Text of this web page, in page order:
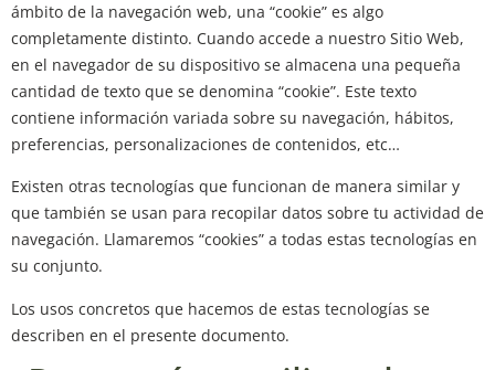
ámbito de la navegación web, una “cookie” es algo
completamente distinto. Cuando accede a nuestro Sitio Web,
en el navegador de su dispositivo se almacena una pequeña
cantidad de texto que se denomina “cookie”. Este texto
contiene información variada sobre su navegación, hábitos,
preferencias, personalizaciones de contenidos, etc…
Existen otras tecnologías que funcionan de manera similar y
que también se usan para recopilar datos sobre tu actividad de
navegación. Llamaremos “cookies” a todas estas tecnologías en
su conjunto.
Los usos concretos que hacemos de estas tecnologías se
describen en el presente documento.